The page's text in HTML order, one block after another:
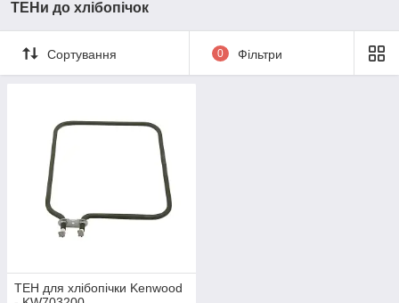
ТЕНи до хлібопічок
Сортування 0 Фільтри
ТЕН для хлібопічки Kenwood